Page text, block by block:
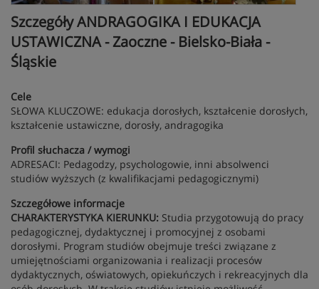
Szczegóły ANDRAGOGIKA I EDUKACJA
USTAWICZNA - Zaoczne - Bielsko-Biała -
Śląskie
Cele
SŁOWA KLUCZOWE: edukacja dorosłych, kształcenie dorosłych,
kształcenie ustawiczne, dorosły, andragogika
Profil słuchacza / wymogi
ADRESACI: Pedagodzy, psychologowie, inni absolwenci
studiów wyższych (z kwalifikacjami pedagogicznymi)
Szczegółowe informacje
CHARAKTERYSTYKA KIERUNKU: Studia przygotowują do pracy
pedagogicznej, dydaktycznej i promocyjnej z osobami
dorosłymi. Program studiów obejmuje treści związane z
umiejętnościami organizowania i realizacji procesów
dydaktycznych, oświatowych, opiekuńczych i rekreacyjnych dla